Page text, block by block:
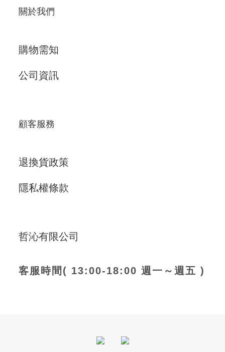
關於我們
購物需知
公司資訊
顧客服務
退換貨政策
隱私權條款
哲沁有限公司
客服時間( 13:00-18:00 週一～週五 )